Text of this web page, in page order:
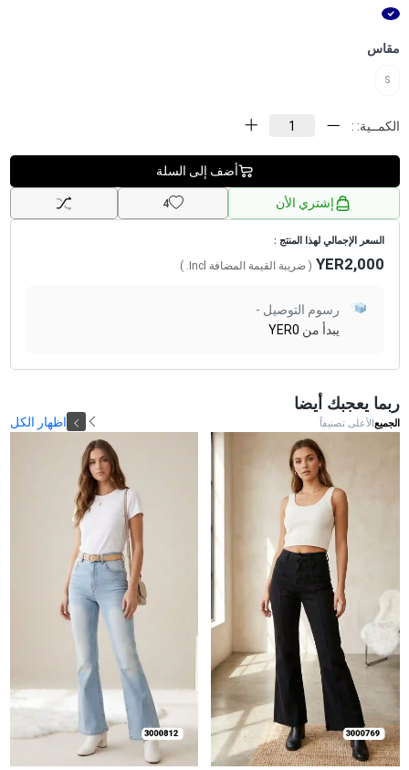
مقاس
S
الكمــية: :
أضف إلى السلة
إشتري الأن 4
السعر الإجمالي لهذا المنتج :
YER2,000 ( ضريبة القيمة المضافة Incl.
)
رسوم التوصيل -
يبدأ من YER0
ربما يعجبك أيضا
الجميعالأعلى تصنيفاً اظهار الكل